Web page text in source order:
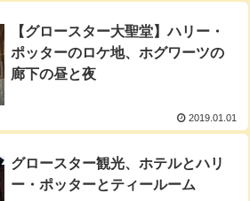
【グロースター大聖堂】ハリー・
ポッターのロケ地、ホグワーツの
廊下の昼と夜
2019.01.01
グロースター観光、ホテルとハリ
ー・ポッターとティールーム